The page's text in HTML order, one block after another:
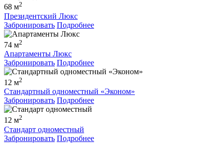
68 м2
Президентский Люкс
Забронировать Подробнее
74 м2
Апартаменты Люкс
Забронировать Подробнее
12 м2
Стандартный одноместный «Эконом»
Забронировать Подробнее
12 м2
Стандарт одноместный
Забронировать Подробнее